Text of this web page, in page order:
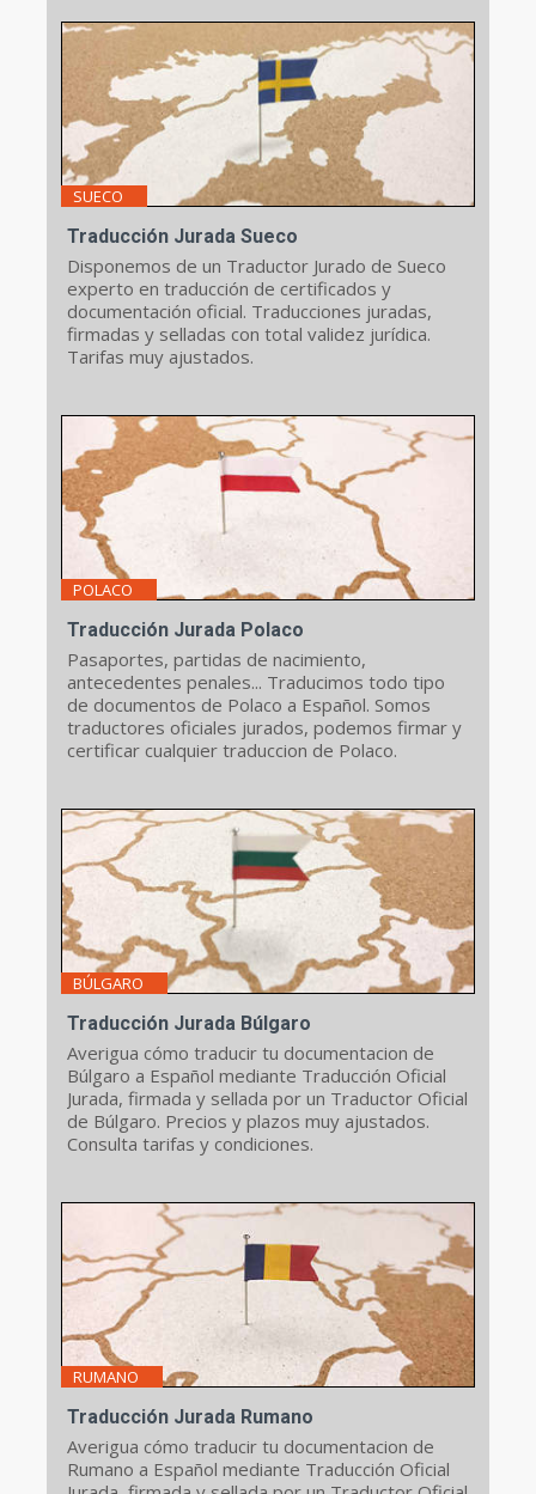
SUECO
Traducción Jurada Sueco
Disponemos de un Traductor Jurado de Sueco
experto en traducción de certificados y
documentación oficial. Traducciones juradas,
firmadas y selladas con total validez jurídica.
Tarifas muy ajustados.
POLACO
Traducción Jurada Polaco
Pasaportes, partidas de nacimiento,
antecedentes penales... Traducimos todo tipo
de documentos de Polaco a Español. Somos
traductores oficiales jurados, podemos firmar y
certificar cualquier traduccion de Polaco.
BÚLGARO
Traducción Jurada Búlgaro
Averigua cómo traducir tu documentacion de
Búlgaro a Español mediante Traducción Oficial
Jurada, firmada y sellada por un Traductor Oficial
de Búlgaro. Precios y plazos muy ajustados.
Consulta tarifas y condiciones.
RUMANO
Traducción Jurada Rumano
Averigua cómo traducir tu documentacion de
Rumano a Español mediante Traducción Oficial